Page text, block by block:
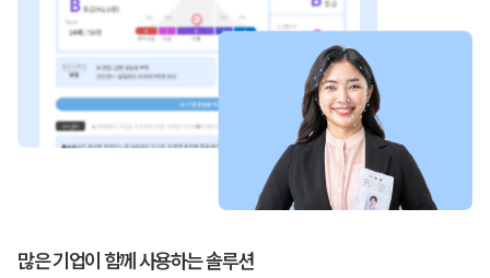
많은 기업이 함께 사용하는 솔루션